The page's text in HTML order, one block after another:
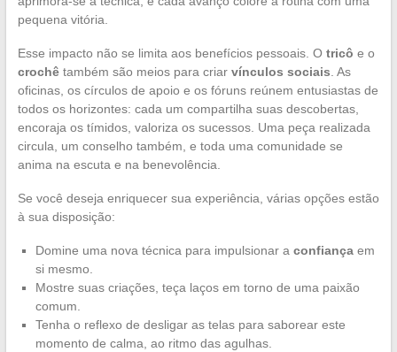
pequena vitória.
Esse impacto não se limita aos benefícios pessoais. O tricô e o
crochêtambém são meios para criar vínculos sociais . As
oficinas, os círculos de apoio e os fóruns reúnem entusiastas de
todos os horizontes: cada um compartilha suas descobertas,
encoraja os tímidos, valoriza os sucessos. Uma peça realizada
circula, um conselho também, e toda uma comunidade se
anima na escuta e na benevolência.
Se você deseja enriquecer sua experiência, várias opções estão
à sua disposição:
Domine uma nova técnica para impulsionar a confiançaem
si mesmo.
Mostre suas criações, teça laços em torno de uma paixão
comum.
Tenha o reflexo de desligar as telas para saborear este
momento de calma, ao ritmo das agulhas.